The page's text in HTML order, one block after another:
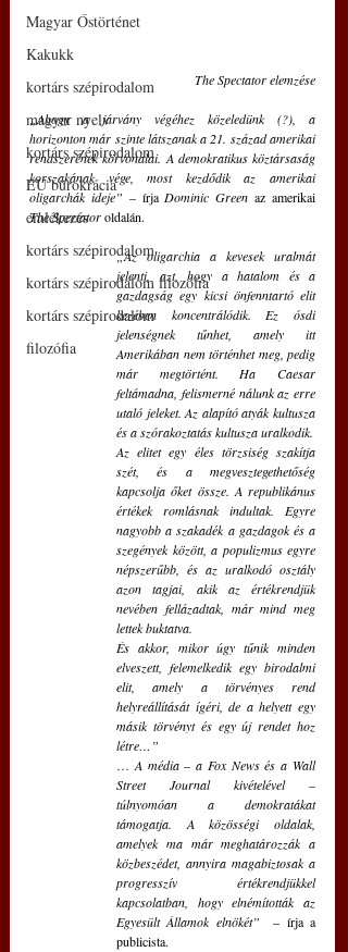
Magyar Őstörténet
Kakukk
kortárs szépirodalom
magyar nyelv
kortárs szépirodalom
EU bürokrácia
emlékezés
kortárs szépirodalom
kortárs szépirodalom filozófia
kortárs szépirodalom
filozófia
The Spectator elemzése
„Ahogy a járvány végéhez közeledünk (?), a
horizonton már szinte látszanak a 21. század amerikai
rendszerének körvonalai. A demokratikus köztársaság
korszakának vége, most kezdődik az amerikai
oligarchák ideje” – írja Dominic Green
The Spectator oldalán.
„Az oligarchia a kevesek uralmát
jelenti, azt, hogy a hatalom és a
gazdagság egy kicsi önfenntartó elit
kezében koncentrálódik. Ez ósdi
jelenségnek tűnhet, amely itt
Amerikában nem történhet meg, pedig
már megtörtént. Ha Caesar
feltámadna, felismerné nálunk az erre
utaló jeleket. Az alapító atyák kultusza
és a szórakoztatás kultusza uralkodik.
Az elitet egy éles törzsiség szakítja
szét, és a megvesztegethetőség
kapcsolja őket össze. A republikánus
értékek romlásnak indultak. Egyre
nagyobb a szakadék a gazdagok és a
szegények között, a populizmus egyre
népszerűbb, és az uralkodó osztály
azon tagjai, akik az értékrendjük
nevében fellázadtak, már mind meg
lettek buktatva.
És akkor, mikor úgy tűnik minden
elveszett, felemelkedik egy birodalmi
elit, amely a törvényes rend
helyreállítását ígéri, de a helyett egy
másik törvényt és egy új rendet hoz
létre…”
… A média – a Fox News és a Wall
Street Journal kivételével –
túlnyomóan a demokratákat
támogatja. A közösségi oldalak,
amelyek ma már meghatározzák a
közbeszédet, annyira magabiztosak a
progresszív értékrendjükkel
kapcsolatban, hogy elnémították az
Egyesült Államok elnökét”
  – írja a
publicista.